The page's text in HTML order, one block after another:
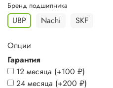
Бренд подшипника
UBP Nachi SKF
Опции
Гарантия
12 месяца (+100 ₽)
24 месяца (+200 ₽)